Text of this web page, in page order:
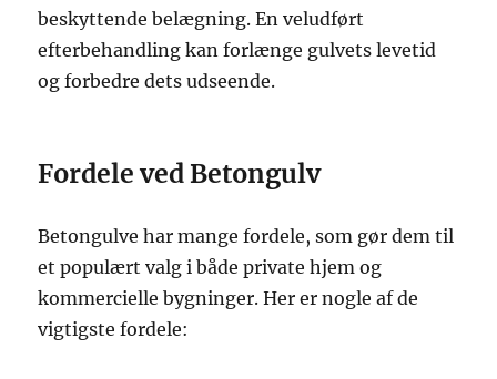
beskyttende belægning. En veludført
efterbehandling kan forlænge gulvets levetid
og forbedre dets udseende.
Fordele ved Betongulv
Betongulve har mange fordele, som gør dem til
et populært valg i både private hjem og
kommercielle bygninger. Her er nogle af de
vigtigste fordele: